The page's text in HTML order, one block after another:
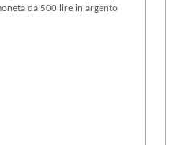
da 500 lire in argento